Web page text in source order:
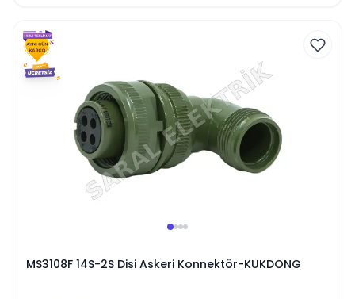
MS3108F 14S-2S Disi Askeri Konnektör-KUKDONG